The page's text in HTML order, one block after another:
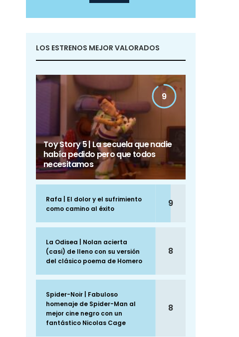
LOS ESTRENOS MEJOR VALORADOS
9
Toy Story 5 | La secuela que nadie
había pedido pero que todos
necesitamos
Rafa | El dolor y el sufrimiento
como camino al éxito
9
La Odisea | Nolan acierta
(casi) de lleno con su versión
del clásico poema de Homero
8
Spider-Noir | Fabuloso
homenaje de Spider-Man al
mejor cine negro con un
fantástico Nicolas Cage
8